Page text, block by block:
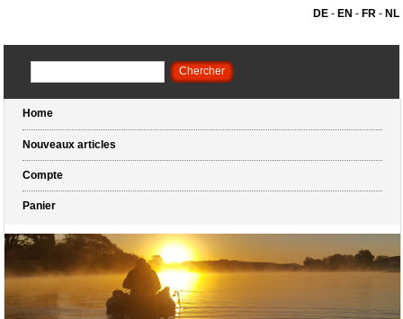
DE- EN - FR- NL
Home
Nouveaux articles
Compte
Panier